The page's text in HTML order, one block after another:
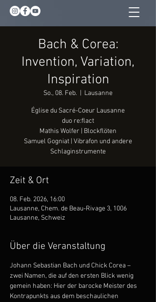
Bach & Corea:
Invention, Variation,
Inspiration
So., 08. Feb. Lausanne
Église du Sacré-Coeur Lausanne
duo re:flact
Mathis Wolfer | Blockflöten
Samuel Gogniat | Vibrafon und andere
Schlaginstrumente
Zeit & Ort
08. Feb. 2026, 16:00
Lausanne, Chem. de Beau-Rivage 3, 1006
Lausanne, Schweiz
Über die Veranstaltung
Johann Sebastian Bach und Chick Corea –
zwei Namen, die auf den ersten Blick wenig
gemein haben: Hier der barocke Meister des
Kontrapunkts aus dem beschaulichen